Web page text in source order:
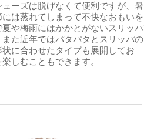
ーズは脱げなくて便利ですが、暑
は蒸れてしまって不快なおもいを
や梅雨にはかかとがないスリッパ
た近年ではパタパタとスリッパの
に合わせたタイプも展開してお
しむこともできます。